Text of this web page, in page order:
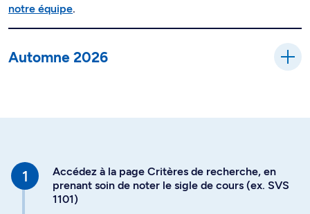
notre équipe.
Automne 2026
Accédez à la page Critères de recherche, en
prenant soin de noter le sigle de cours (ex. SVS
1101)